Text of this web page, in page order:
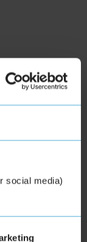
social media)